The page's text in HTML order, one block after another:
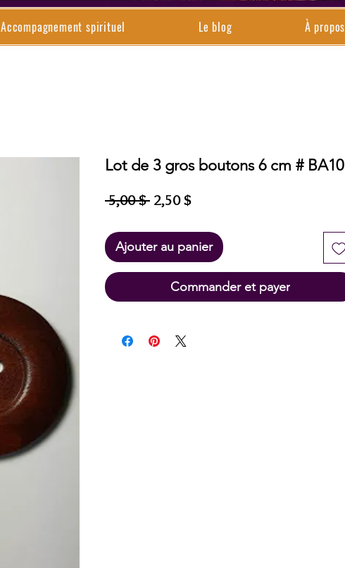
Accompagnement spirituel Le blog À propos
Lot de 3 gros boutons 6 cm # BA10
5,00 $ Prix
2,50 $Prix
Ajouter au panier
Commander et payer